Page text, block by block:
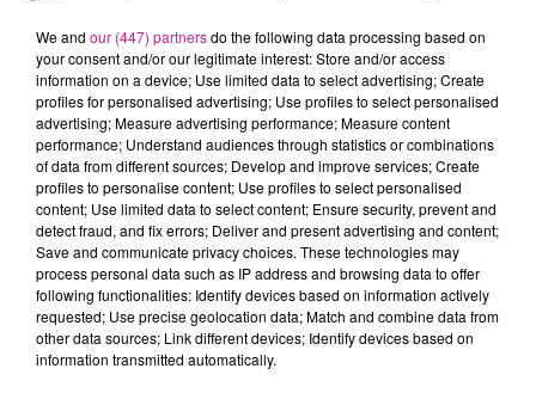
NEUF BRISACH
Mission intérimaire - 18 Mois
Votre mission : Préparer les commande avant leur départ en
livraison
A ce titre, vous prenez en charge les activités suivantes :
- Transporter la marchandise à l'aide de chariots
- Préparer les palettes
- Organiser la palette en fonction de l'ordre des livraisons
-Filmer les palettes
- Entreposer les palettes avant leur chargement
We and our (447) partnersdo the following data processing based on
your consent and/or our legitimate interest: Store and/or access
information on a device; Use limited data to select advertising; Create
profiles for personalised advertising; Use profiles to select personalised
advertising; Measure advertising performance; Measure content
performance; Understand audiences through statistics or combinations
of data from different sources; Develop and improve services; Create
profiles to personalise content; Use profiles to select personalised
content; Use limited data to select content; Ensure security, prevent and
detect fraud, and fix errors; Deliver and present advertising and content;
Save and communicate privacy choices. These technologies may
process personal data such as IP address and browsing data to offer
following functionalities: Identify devices based on information actively
requested; Use precise geolocation data; Match and combine data from
other data sources; Link different devices; Identify devices based on
information transmitted automatically.